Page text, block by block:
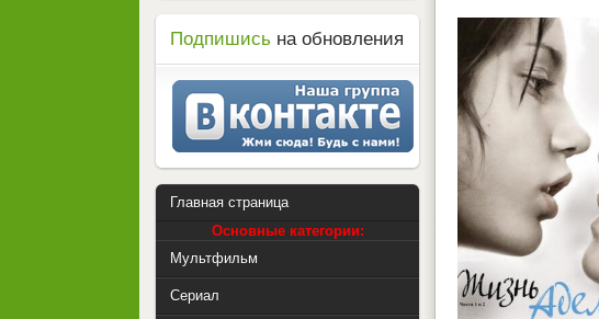
Подпишись на обновления
Главная страница
Основные категории:
Мультфильм
Сериал